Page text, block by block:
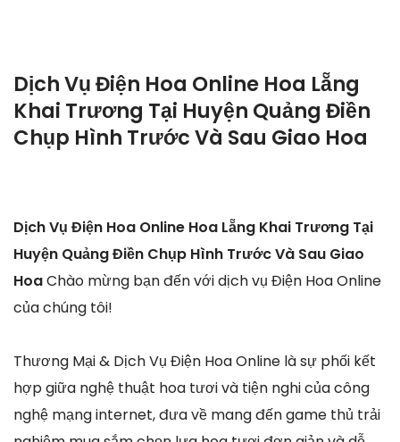
Dịch Vụ Điện Hoa Online Hoa Lẵng
Khai Trương Tại Huyện Quảng Điền
Chụp Hình Trước Và Sau Giao Hoa
Dịch Vụ Điện Hoa Online Hoa Lẵng Khai Trương Tại
Huyện Quảng Điền Chụp Hình Trước Và Sau Giao
HoaChào mừng bạn đến với dịch vụ Điện Hoa Online
của chúng tôi!
Thương Mại & Dịch Vụ Điện Hoa Online là sự phối kết
hợp giữa nghệ thuật hoa tươi và tiện nghi của công
nghệ mạng internet, đưa về mang đến game thủ trải